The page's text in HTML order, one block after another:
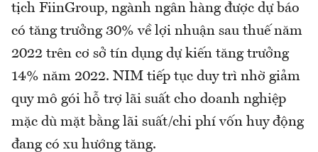
tịch FiinGroup, ngành ngân hàng được dự báo
có tăng trưởng 30% về lợi nhuận sau thuế năm
2022 trên cơ sở tín dụng dự kiến tăng trưởng
14% năm 2022. NIM tiếp tục duy trì nhờ giảm
quy mô gói hỗ trợ lãi suất cho doanh nghiệp
mặc dù mặt bằng lãi suất/chi phí vốn huy động
đang có xu hướng tăng.